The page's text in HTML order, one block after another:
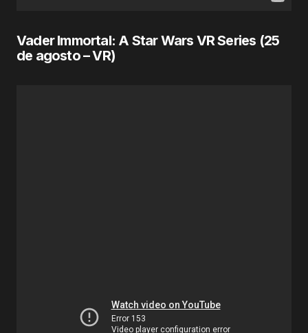
Vader Immortal: A Star Wars VR Series (25
de agosto– VR)